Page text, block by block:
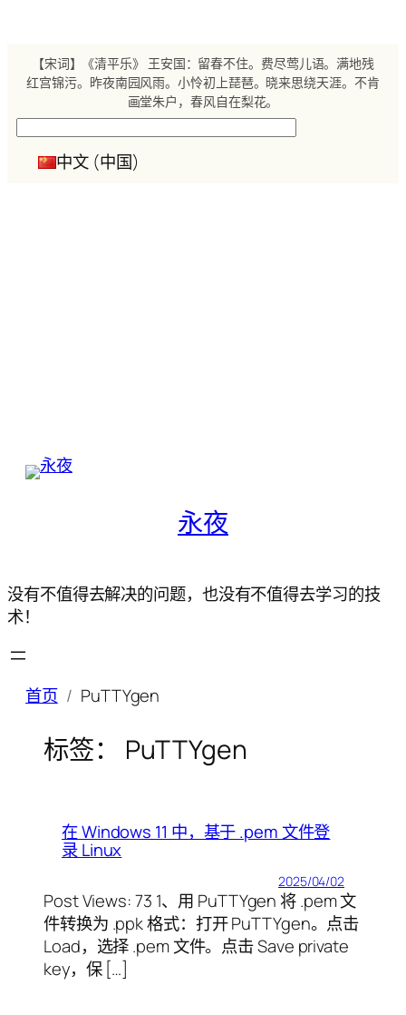
【宋词】《清平乐》 王安国：留春不住。费尽莺儿语。满地残
红宫锦污。昨夜南园风雨。小怜初上琵琶。晓来思绕天涯。不肯
画堂朱户，春风自在梨花。
中文 (中国)
永夜
没有不值得去解决的问题，也没有不值得去学习的技
术！
首页 PuTTYgen
标签： PuTTYgen
在 Windows 11 中，基于 .pem 文件登
录 Linux
2025/04/02
Post Views: 73 1、用 PuTTYgen 将 .pem 文
件转换为 .ppk 格式：打开 PuTTYgen。点击
Load，选择 .pem 文件。点击 Save private
key，保 […]